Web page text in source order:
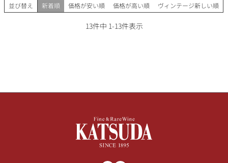
並び替え 新着順 価格が安い順 価格が高い順 ヴィンテージ新しい順
13件中 1-13件表示